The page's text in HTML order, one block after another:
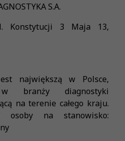
S.A.
Konstytucji 3 Maja 13,
jest największą w Polsce,
branży diagnostyki
na terenie całego kraju.
osoby na stanowisko: